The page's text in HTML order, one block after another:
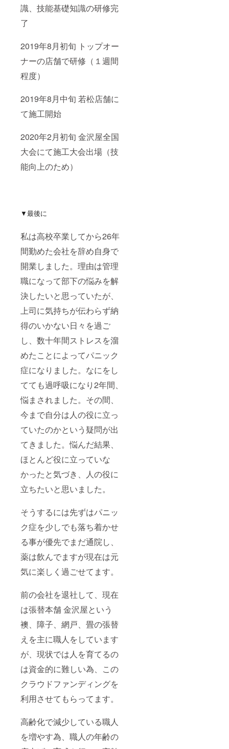
識、技能基礎知識の研修完
了
2019年8月初旬 トップオー
ナーの店舗で研修（１週間
程度）
2019年8月中旬 若松店舗に
て施工開始
2020年2月初旬 金沢屋全国
大会にて施工大会出場（技
能向上のため）
▼最後に
私は高校卒業してから26年
間勤めた会社を辞め自身で
開業しました。理由は管理
職になって部下の悩みを解
決したいと思っていたが、
上司に気持ちが伝わらず納
得のいかない日々を過ご
し、数十年間ストレスを溜
めたことによってパニック
症になりました。なにをし
てても過呼吸になり2年間、
悩まされました。その間、
今まで自分は人の役に立っ
ていたのかという疑問が出
てきました。悩んだ結果、
ほとんど役に立っていな
かったと気づき、人の役に
立ちたいと思いました。
そうするには先ずはパニッ
ク症を少しでも落ち着かせ
る事が優先でまだ通院し、
薬は飲んでますが現在は元
気に楽しく過ごせてます。
前の会社を退社して、現在
は張替本舗 金沢屋という
襖、障子、網戸、畳の張替
えを主に職人をしています
が、現状では人を育てるの
は資金的に難しい為、この
クラウドファンディングを
利用させてもらってます。
高齢化で減少している職人
を増やす為、職人の年齢の